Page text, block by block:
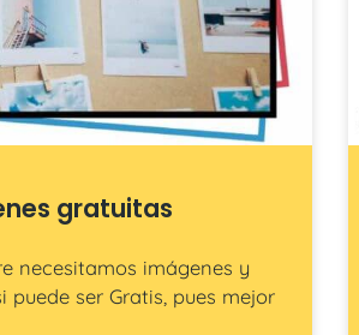
gratuitas
necesitamos imágenes y
ser Gratis, pues mejor